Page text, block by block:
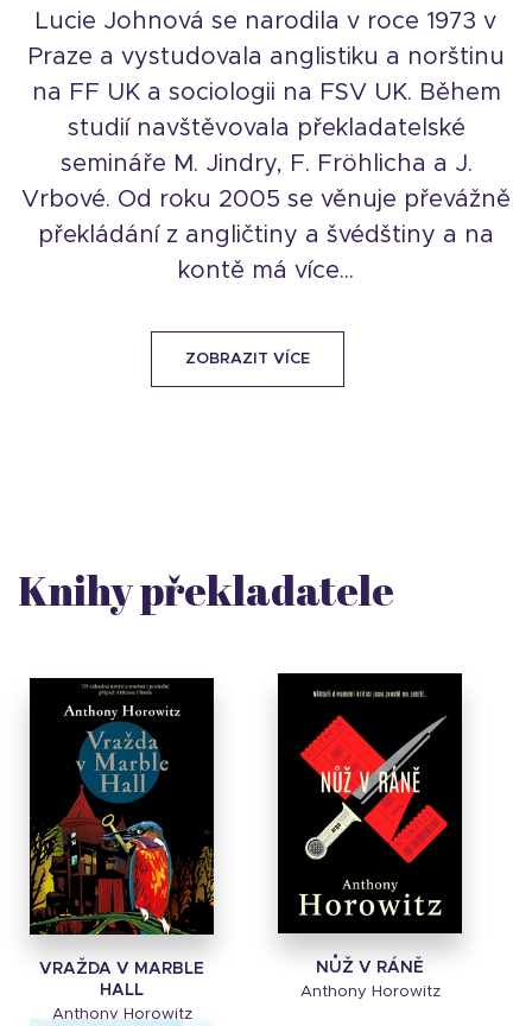
Lucie Johnová se narodila v roce 1973 v
Praze a vystudovala anglistiku a norštinu
na FF UK a sociologii na FSV UK. Během
studií navštěvovala překladatelské
semináře M. Jindry, F. Fröhlicha a J.
Vrbové. Od roku 2005 se věnuje převážně
překládání z angličtiny a švédštiny a na
kontě má více...
ZOBRAZIT VÍCE
Knihy překladatele
VRAŽDA V MARBLE
HALL
Anthony Horowitz
NŮŽ V RÁNĚ
Anthony Horowitz